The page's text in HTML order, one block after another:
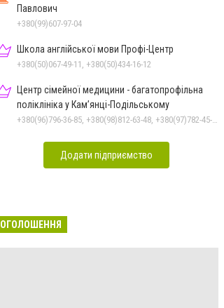
Павлович
+380(99)607-97-04
Школа англійської мови Профі-Центр
+380(50)067-49-11, +380(50)434-16-12
Центр сімейної медицини - багатопрофільна
поліклініка у Кам’янці-Подільському
Додати підприємство
ОГОЛОШЕННЯ